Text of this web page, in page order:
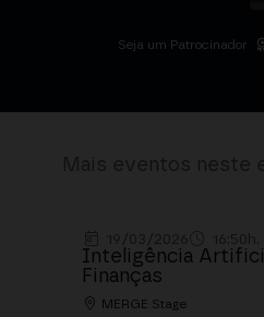
Seja um Patrocinador
Inteligência
Finanças
MERGE Stage